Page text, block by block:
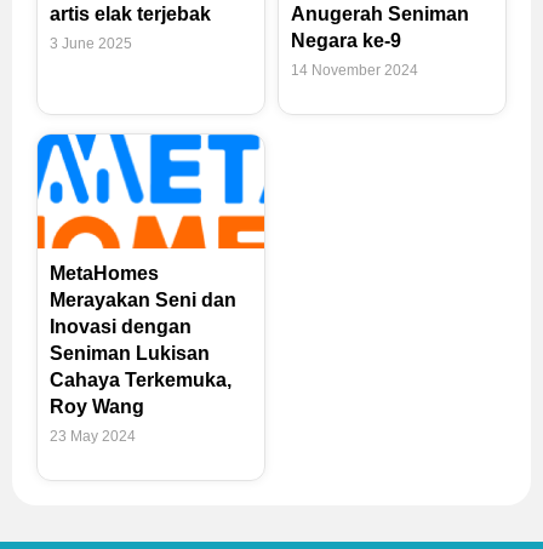
artis elak terjebak
3 June 2025
Anugerah Seniman
Negara ke-9
14 November 2024
MetaHomes
Merayakan Seni dan
Inovasi dengan
Seniman Lukisan
Cahaya Terkemuka,
Roy Wang
23 May 2024